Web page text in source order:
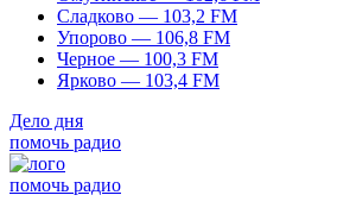
Сладково — 103,2 FM
Упорово — 106,8 FM
Черное — 100,3 FM
Ярково — 103,4 FM
Дело дня
помочь радио
помочь радио